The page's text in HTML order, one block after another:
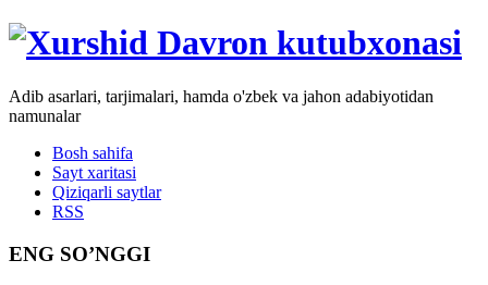
Adib asarlari, tarjimalari, hamda o'zbek va jahon adabiyotidan
namunalar
Bosh sahifa
Sayt xaritasi
Qiziqarli saytlar
RSS
ENG SO’NGGI